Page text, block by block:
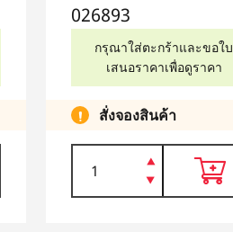
026893
กรุณาใส่ตะกร้าและขอใบ
เสนอราคาเพื่อดูราคา
สั่งจองสินค้า